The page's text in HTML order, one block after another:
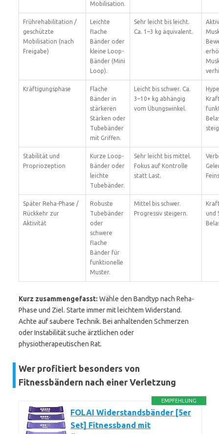
Mobilisation.
Frührehabilitation /
geschützte
Mobilisation (nach
Freigabe)
Leichte
flache
Bänder oder
kleine Loop-
Bänder (Mini
Loop).
Sehr leicht bis leicht.
Ca. 1–3 kg äquivalent.
Kräftigungsphase
Flache
Bänder in
stärkeren
Stärken oder
Tubebänder
mit Griffen.
Leicht bis schwer. Ca.
3–10+ kg abhängig
vom Übungswinkel.
Stabilität und
Propriozeption
Kurze Loop-
Bänder oder
leichte
Tubebänder.
Sehr leicht bis mittel.
Fokus auf Kontrolle
statt Last.
Später Reha-Phase /
Rückkehr zur
Aktivität
Robuste
Tubebänder
oder
schwere
flache
Bänder für
funktionelle
Muster.
Mittel bis schwer.
Progressiv steigern.
und
Kurz zusammengefasst: Wähle den Bandtyp nach Reha-
Phase und Ziel. Starte immer mit leichtem Widerstand.
Achte auf saubere Technik. Bei anhaltenden Schmerzen
oder Instabilität suche ärztlichen oder
physiotherapeutischen Rat.
Wer profitiert besonders von
Fitnessbändern nach einer Verletzung
EMPFEHLUNG
FOLAI Widerstandsbänder [5er
Set] Fitnessband mit